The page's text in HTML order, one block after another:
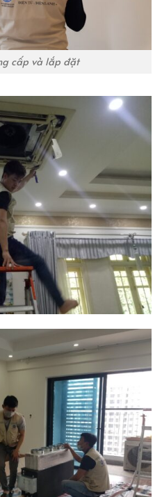
cấp và lắp đặt